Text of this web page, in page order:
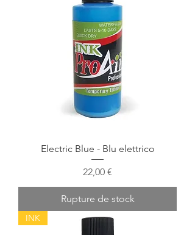
Electric Blue - Blu elettrico
Prix
22,00 €
Rupture de stock
INK